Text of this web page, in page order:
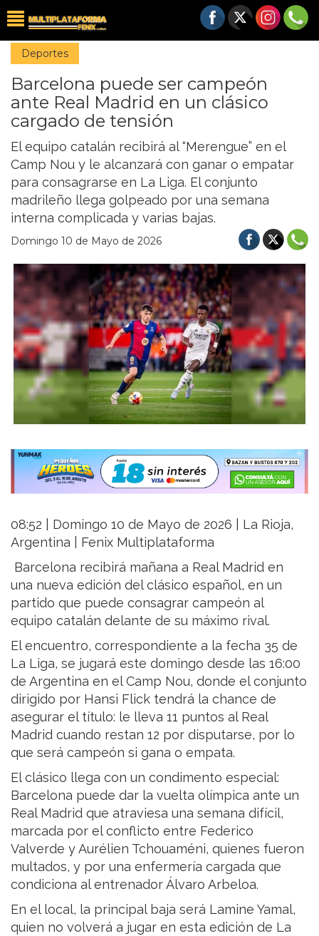
Deportes
Barcelona puede ser campeón
ante Real Madrid en un clásico
cargado de tensión
El equipo catalán recibirá al “Merengue” en el
Camp Nou y le alcanzará con ganar o empatar
para consagrarse en La Liga. El conjunto
madrileño llega golpeado por una semana
interna complicada y varias bajas.
Domingo 10 de Mayo de 2026
08:52 | Domingo 10 de Mayo de 2026 | La Rioja,
Argentina | Fenix Multiplataforma
Barcelona recibirá mañana a Real Madrid en
una nueva edición del clásico español, en un
partido que puede consagrar campeón al
equipo catalán delante de su máximo rival.
El encuentro, correspondiente a la fecha 35 de
La Liga, se jugará este domingo desde las 16:00
de Argentina en el Camp Nou, donde el conjunto
dirigido por Hansi Flick tendrá la chance de
asegurar el título: le lleva 11 puntos al Real
Madrid cuando restan 12 por disputarse, por lo
que será campeón si gana o empata.
El clásico llega con un condimento especial:
Barcelona puede dar la vuelta olímpica ante un
Real Madrid que atraviesa una semana difícil,
marcada por el conflicto entre Federico
Valverde y Aurélien Tchouaméni, quienes fueron
multados, y por una enfermería cargada que
condiciona al entrenador Álvaro Arbeloa.
En el local, la principal baja será Lamine Yamal,
quien no volverá a jugar en esta edición de La